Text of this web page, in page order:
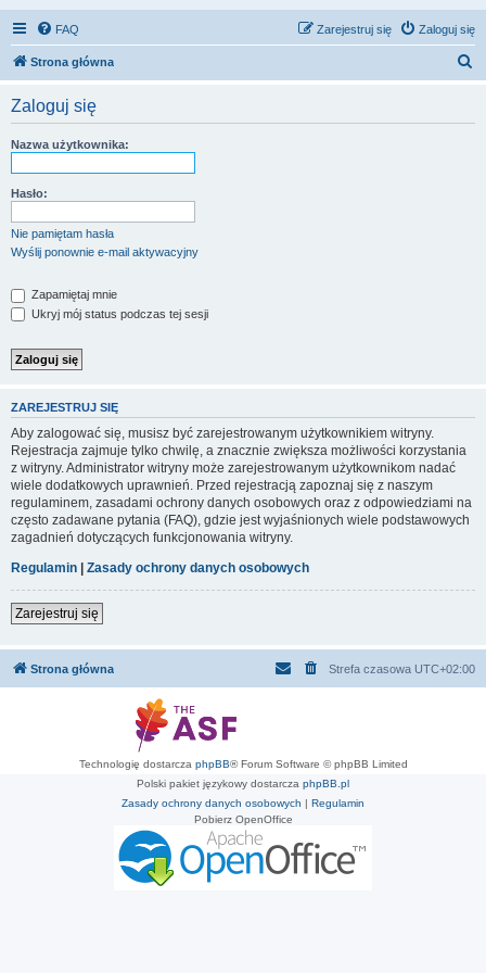
FAQ Zaloguj się
Zarejestruj się
Strona główna
Zaloguj się
Nazwa użytkownika:
Hasło:
Nie pamiętam hasła
Wyślij ponownie e-mail aktywacyjny
Zapamiętaj mnie
Ukryj mój status podczas tej sesji
ZAREJESTRUJ SIĘ
Aby zalogować się, musisz być zarejestrowanym użytkownikiem witryny.
Rejestracja zajmuje tylko chwilę, a znacznie zwiększa możliwości korzystania
z witryny. Administrator witryny może zarejestrowanym użytkownikom nadać
wiele dodatkowych uprawnień. Przed rejestracją zapoznaj się z naszym
regulaminem, zasadami ochrony danych osobowych oraz z odpowiedziami na
często zadawane pytania (FAQ), gdzie jest wyjaśnionych wiele podstawowych
zagadnień dotyczących funkcjonowania witryny.
Regulamin | Zasady ochrony danych osobowych
Zarejestruj się
Strona główna Strefa czasowa UTC+02:00
Technologię dostarcza phpBB® Forum Software © phpBB Limited
Polski pakiet językowy dostarcza phpBB.pl
Zasady ochrony danych osobowych | Regulamin
Pobierz OpenOffice